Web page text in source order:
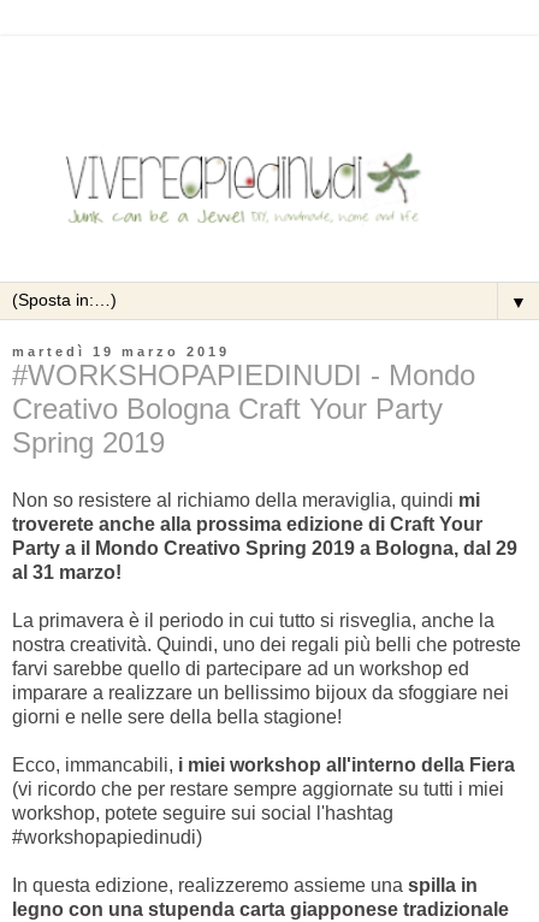
▼
martedì 19 marzo 2019
#WORKSHOPAPIEDINUDI - Mondo
Creativo Bologna Craft Your Party
Spring 2019
Non so resistere al richiamo della meraviglia, quindi mi
troverete anche alla prossima edizione di Craft Your
Party a il Mondo Creativo Spring 2019 a Bologna, dal 29
al 31 marzo!
La primavera è il periodo in cui tutto si risveglia, anche la
nostra creatività. Quindi, uno dei regali più belli che potreste
farvi sarebbe quello di partecipare ad un workshop ed
imparare a realizzare un bellissimo bijoux da sfoggiare nei
giorni e nelle sere della bella stagione!
Ecco, immancabili, i miei workshop all'interno della Fiera
(vi ricordo che per restare sempre aggiornate su tutti i miei
workshop, potete seguire sui social l'hashtag
#workshopapiedinudi)
In questa edizione, realizzeremo assieme una spilla in
legno con una stupenda carta giapponese tradizionale